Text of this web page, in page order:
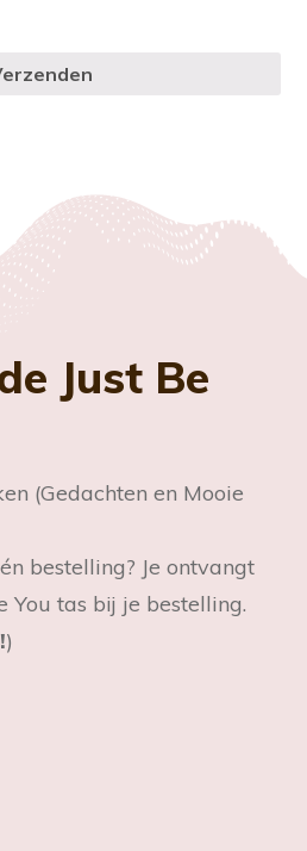
Just Be
(Gedachten en Mooie
bestelling? Je ontvangt
You tas bij je bestelling.
)